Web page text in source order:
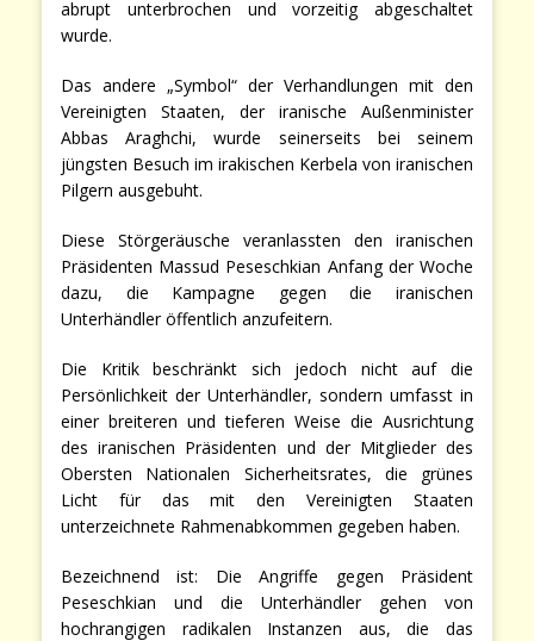
abrupt unterbrochen und vorzeitig abgeschaltet
wurde.
Das andere „Symbol“ der Verhandlungen mit den
Vereinigten Staaten, der iranische Außenminister
Abbas Araghchi, wurde seinerseits bei seinem
jüngsten Besuch im irakischen Kerbela von iranischen
Pilgern ausgebuht.
Diese Störgeräusche veranlassten den iranischen
Präsidenten Massud Peseschkian Anfang der Woche
dazu, die Kampagne gegen die iranischen
Unterhändler öffentlich anzufeitern.
Die Kritik beschränkt sich jedoch nicht auf die
Persönlichkeit der Unterhändler, sondern umfasst in
einer breiteren und tieferen Weise die Ausrichtung
des iranischen Präsidenten und der Mitglieder des
Obersten Nationalen Sicherheitsrates, die grünes
Licht für das mit den Vereinigten Staaten
unterzeichnete Rahmenabkommen gegeben haben.
Bezeichnend ist: Die Angriffe gegen Präsident
Peseschkian und die Unterhändler gehen von
hochrangigen radikalen Instanzen aus, die das